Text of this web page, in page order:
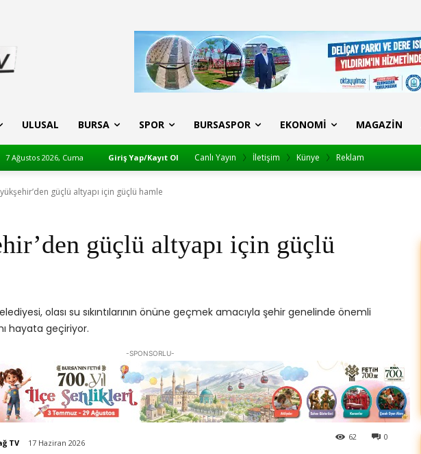
ULUSAL BURSA SPOR BURSASPOR EKONOMI MAGAZIN
7 Ağustos 2026, Cuma Giriş Yap/Kayıt Ol Canlı Yayın İletişim Künye Reklam
güçlü altyapı için güçlü hamle
güçlü altyapı için güçlü
olası su sıkıntılarının önüne geçmek amacıyla şehir genelinde önemli
hayata geçiriyor.
-SPONSORLU-
TV 17 Haziran 2026
0
62